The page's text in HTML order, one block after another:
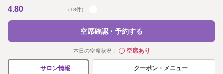
4.80 （18件）
空席確認・予約する
本日の空席状況： ◯空席あり
サロン情報 クーポン・メニュー